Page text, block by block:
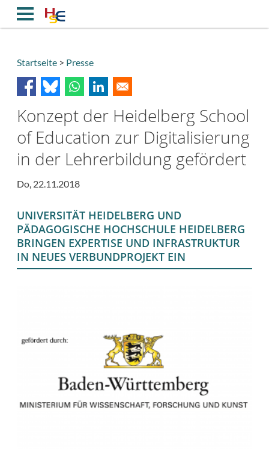
Inhalt
Breadcrumb
Startseite Presse
Konzept der Heidelberg School
of Education zur Digitalisierung
in der Lehrerbildung gefördert
Do, 22.11.2018
UNIVERSITÄT HEIDELBERG UND
PÄDAGOGISCHE HOCHSCHULE HEIDELBERG
BRINGEN EXPERTISE UND INFRASTRUKTUR
IN NEUES VERBUNDPROJEKT EIN